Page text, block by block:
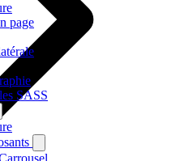
page
SASS